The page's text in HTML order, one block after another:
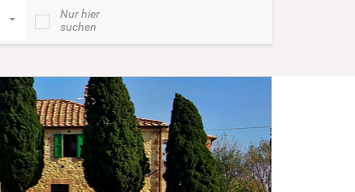
Nur hier
suchen